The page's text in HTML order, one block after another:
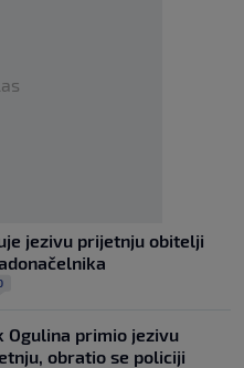
jezivu prijetnju obitelji
Ogulina primio jezivu
obratio se policiji